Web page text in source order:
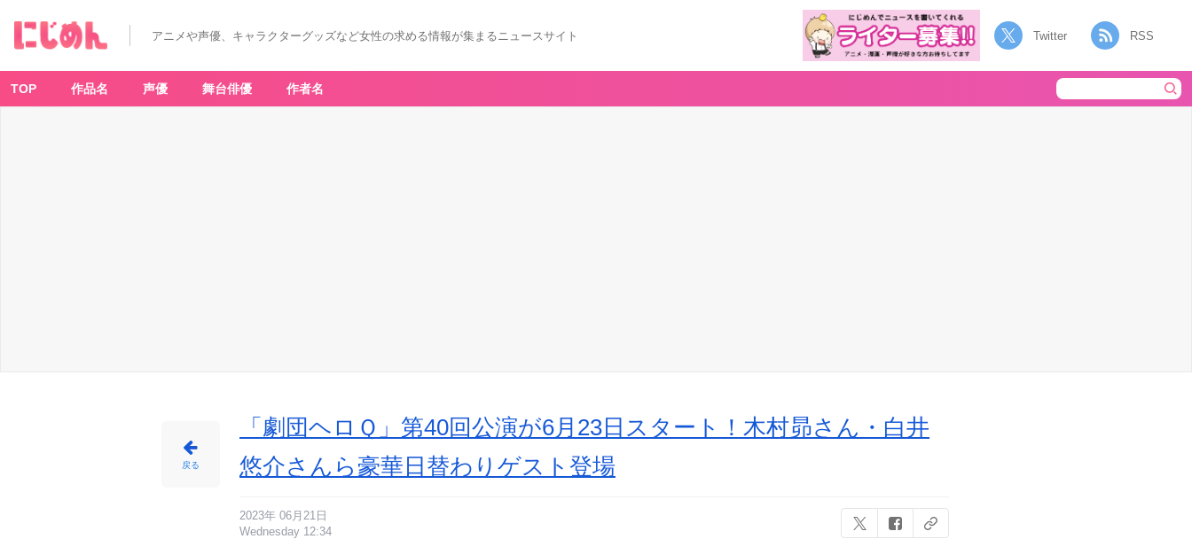
さ
宣
材
写
アニメや声優、キャラクターグッズなど女性の求める情報が集まるニュースサイト Twitter RSS
TOP 作品名 声優 舞台俳優 作者名
戻る
「劇団ヘロＱ」第40回公演が6月23日スタート！木村昴さん・白井
悠介さんら豪華日替わりゲスト登場
2023年 06月21日
Wednesday 12:34